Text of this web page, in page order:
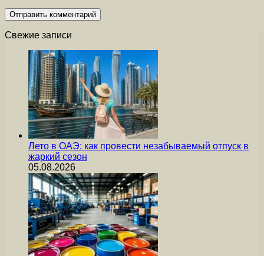
Свежие записи
Лето в ОАЭ: как провести незабываемый отпуск в
жаркий сезон
05.08.2026